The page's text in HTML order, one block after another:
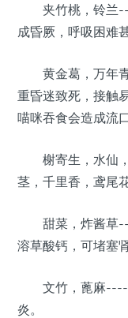
夹竹桃，铃兰
成昏厥，呼吸困难
黄金葛，万年
重昏迷致死，接触
喵咪吞食会造成流
榭寄生，水仙
茎，千里香，鸢尾
甜菜，炸酱草
溶草酸钙，可堵塞
文竹，蓖麻
炎。